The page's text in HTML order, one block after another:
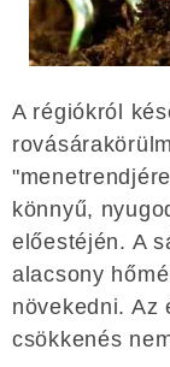
A régiókról
könnyű,
előestéjén. A
alacsony
növekedni. Az
csökkenés